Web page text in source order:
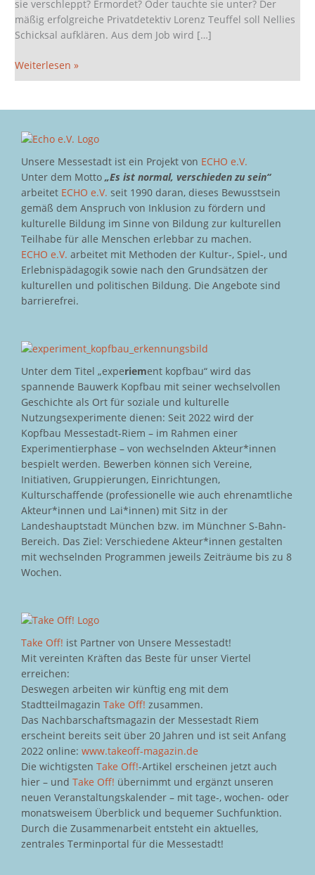
sie verschleppt? Ermordet? Oder tauchte sie unter? Der
mäßig erfolgreiche Privatdetektiv Lorenz Teuffel soll Nellies
Schicksal aufklären. Aus dem Job wird […]
Weiterlesen »
Unsere Messestadt ist ein Projekt von ECHO e.V.
Unter dem Motto „Es ist normal, verschieden zu sein“
arbeitet ECHO e.V. seit 1990 daran, dieses Bewusstsein
gemäß dem Anspruch von Inklusion zu fördern und
kulturelle Bildung im Sinne von Bildung zur kulturellen
Teilhabe für alle Menschen erlebbar zu machen.
ECHO e.V. arbeitet mit Methoden der Kultur-, Spiel-, und
Erlebnispädagogik sowie nach den Grundsätzen der
kulturellen und politischen Bildung. Die Angebote sind
barrierefrei.
Unter dem Titel „experiement kopfbau“ wird das
spannende Bauwerk Kopfbau mit seiner wechselvollen
Geschichte als Ort für soziale und kulturelle
Nutzungsexperimente dienen: Seit 2022 wird der
Kopfbau Messestadt-Riem – im Rahmen einer
Experimentierphase – von wechselnden Akteur*innen
bespielt werden. Bewerben können sich Vereine,
Initiativen, Gruppierungen, Einrichtungen,
Kulturschaffende (professionelle wie auch ehrenamtliche
Akteur*innen und Lai*innen) mit Sitz in der
Landeshauptstadt München bzw. im Münchner S-Bahn-
Bereich. Das Ziel: Verschiedene Akteur*innen gestalten
mit wechselnden Programmen jeweils Zeiträume bis zu 8
Wochen.
Take Off! ist Partner von Unsere Messestadt!
Mit vereinten Kräften das Beste für unser Viertel
erreichen:
Deswegen arbeiten wir künftig eng mit dem
Stadtteilmagazin Take Off! zusammen.
Das Nachbarschaftsmagazin der Messestadt Riem
erscheint bereits seit über 20 Jahren und ist seit Anfang
2022 online: www.takeoff-magazin.de
Die wichtigsten Take Off!-Artikel erscheinen jetzt auch
hier – und Take Off! übernimmt und ergänzt unseren
neuen Veranstaltungskalender – mit tage-, wochen- oder
monatsweisem Überblick und bequemer Suchfunktion.
Durch die Zusammenarbeit entsteht ein aktuelles,
zentrales Terminportal für die Messestadt!